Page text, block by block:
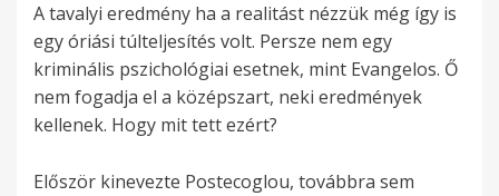
A tavalyi eredmény ha a realitást nézzük még így is
egy óriási túlteljesítés volt. Persze nem egy
kriminális pszichológiai esetnek, mint Evangelos. Ő
nem fogadja el a középszart, neki eredmények
kellenek. Hogy mit tett ezért?
Először kinevezte Postecoglou, továbbra sem